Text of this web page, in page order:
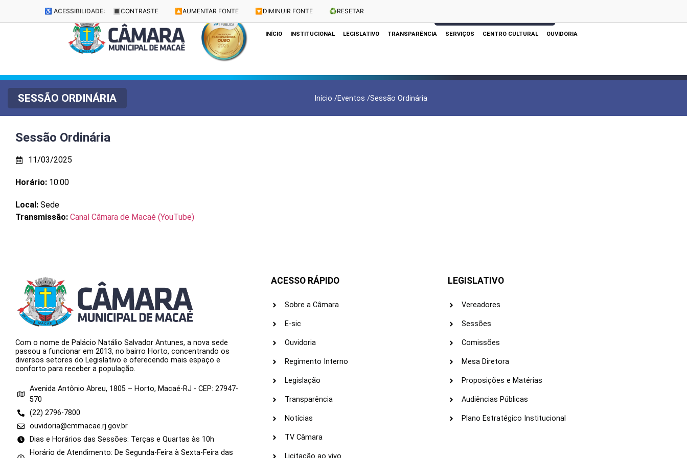
♿ ACESSIBILIDADE: 🔳 CONTRASTE 🔼 AUMENTAR FONTE 🔽 DIMINUIR FONTE ♻️RESETAR
Dias e Horários das Sessões: Terças e Quartas às 10h
INÍCIO INSTITUCIONAL LEGISLATIVO TRANSPARÊNCIA SERVIÇOS CENTRO CULTURAL OUVIDORIA
SESSÃO ORDINÁRIA Início /Eventos /Sessão Ordinária
Sessão Ordinária
11/03/2025
Horário: 10:00
Local: Sede
Transmissão: Canal Câmara de Macaé (YouTube)
Com o nome de Palácio Natálio Salvador Antunes, a nova sede
passou a funcionar em 2013, no bairro Horto, concentrando os
diversos setores do Legislativo e oferecendo mais espaço e
conforto para receber a população.
Avenida Antônio Abreu, 1805 – Horto, Macaé-RJ - CEP: 27947-
570
(22) 2796-7800
ouvidoria@cmmacae.rj.gov.br
Dias e Horários das Sessões: Terças e Quartas às 10h
Horário de Atendimento: De Segunda-Feira à Sexta-Feira das
ACESSO RÁPIDO
Sobre a Câmara
E-sic
Ouvidoria
Regimento Interno
Legislação
Transparência
Notícias
TV Câmara
LEGISLATIVO
Vereadores
Sessões
Comissões
Mesa Diretora
Proposições e Matérias
Audiências Públicas
Plano Estratégico Institucional